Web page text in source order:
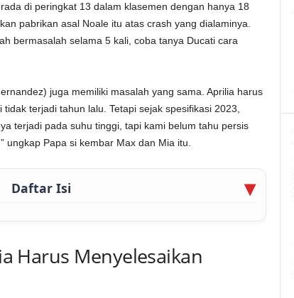
di peringkat 13 dalam klasemen dengan hanya 18
pabrikan asal Noale itu atas crash yang dialaminya.
bermasalah selama 5 kali, coba tanya Ducati cara
juga memiliki masalah yang sama. Aprilia harus
terjadi tahun lalu. Tetapi sejak spesifikasi 2023,
terjadi pada suhu tinggi, tapi kami belum tahu persis
ungkap Papa si kembar Max dan Mia itu.
Daftar Isi
Harus Menyelesaikan